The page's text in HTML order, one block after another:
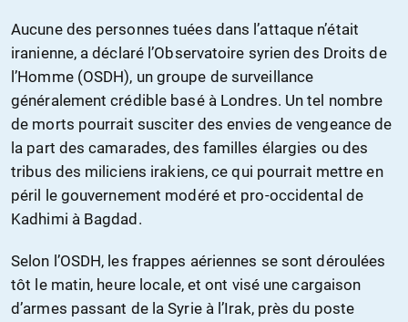
Aucune des personnes tuées dans l’attaque n’était
iranienne, a déclaré l’Observatoire syrien des Droits de
l’Homme (OSDH), un groupe de surveillance
généralement crédible basé à Londres. Un tel nombre
de morts pourrait susciter des envies de vengeance de
la part des camarades, des familles élargies ou des
tribus des miliciens irakiens, ce qui pourrait mettre en
péril le gouvernement modéré et pro-occidental de
Kadhimi à Bagdad.
Selon l’OSDH, les frappes aériennes se sont déroulées
tôt le matin, heure locale, et ont visé une cargaison
d’armes passant de la Syrie à l’Irak, près du poste